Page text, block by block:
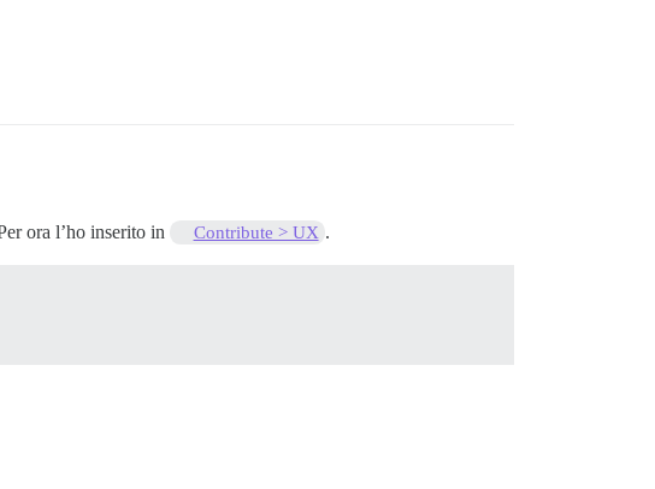
ora l’ho inserito in Contribute > UX .